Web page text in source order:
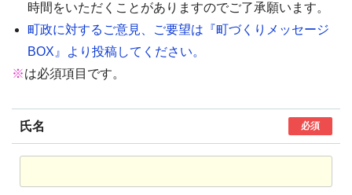
時間をいただくことがありますのでご了承願います。
町政に対するご意見、ご要望は『町づくりメッセージ
BOX』より投稿してください。
※は必須項目です。
氏名 必須